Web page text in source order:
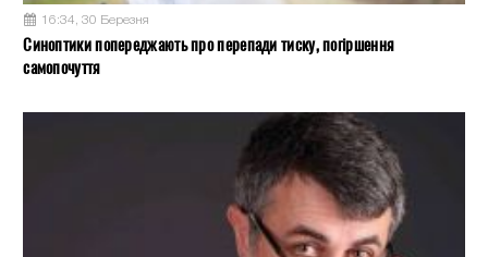
16:34, 30 Березня
Синоптики попереджають про перепади тиску, погіршення
самопочуття